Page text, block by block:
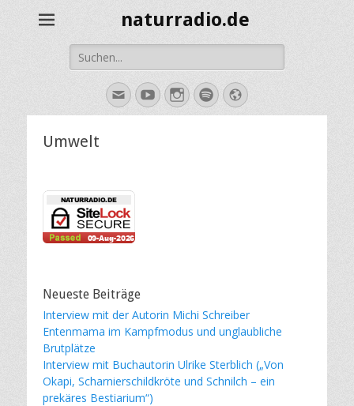
naturradio.de
Suche
nach:
E-
Mail
YouTubeInstagram
SpotifyWebsite
Umwelt
Neueste Beiträge
Interview mit der Autorin Michi Schreiber
Entenmama im Kampfmodus und unglaubliche
Brutplätze
Interview mit Buchautorin Ulrike Sterblich („Von
Okapi, Scharnierschildkröte und Schnilch – ein
prekäres Bestiarium“)